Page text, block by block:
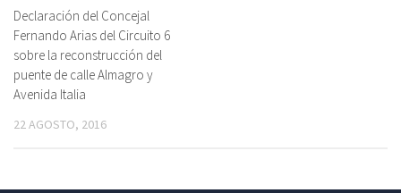
Declaración del Concejal
Fernando Arias del Circuito 6
sobre la reconstrucción del
puente de calle Almagro y
Avenida Italia
22 AGOSTO, 2016